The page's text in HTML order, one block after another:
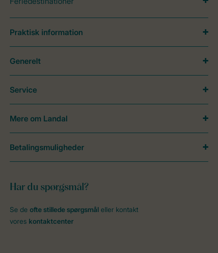
Har du spørgsmål?
Se de ofte stillede spørgsmål eller kontakt
vores kontaktcenter
Praktisk information
Generelt
Service
Mere om Landal
Betalingsmuligheder